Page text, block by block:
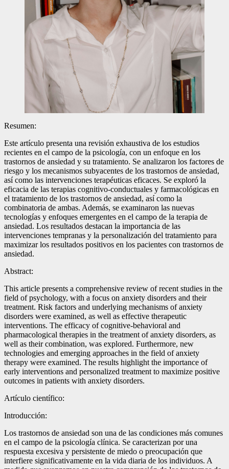
Resumen:
Este artículo presenta una revisión exhaustiva de los estudios
recientes en el campo de la psicología, con un enfoque en los
trastornos de ansiedad y su tratamiento. Se analizaron los factores de
riesgo y los mecanismos subyacentes de los trastornos de ansiedad,
así como las intervenciones terapéuticas eficaces. Se exploró la
eficacia de las terapias cognitivo-conductuales y farmacológicas en
el tratamiento de los trastornos de ansiedad, así como la
combinatoria de ambas. Además, se examinaron las nuevas
tecnologías y enfoques emergentes en el campo de la terapia de
ansiedad. Los resultados destacan la importancia de las
intervenciones tempranas y la personalización del tratamiento para
maximizar los resultados positivos en los pacientes con trastornos de
ansiedad.
Abstract:
This article presents a comprehensive review of recent studies in the
field of psychology, with a focus on anxiety disorders and their
treatment. Risk factors and underlying mechanisms of anxiety
disorders were examined, as well as effective therapeutic
interventions. The efficacy of cognitive-behavioral and
pharmacological therapies in the treatment of anxiety disorders, as
well as their combination, was explored. Furthermore, new
technologies and emerging approaches in the field of anxiety
therapy were examined. The results highlight the importance of
early interventions and personalized treatment to maximize positive
outcomes in patients with anxiety disorders.
Artículo científico:
Introducción:
Los trastornos de ansiedad son una de las condiciones más comunes
en el campo de la psicología clínica. Se caracterizan por una
respuesta excesiva y persistente de miedo o preocupación que
interfiere significativamente en la vida diaria de los individuos. A